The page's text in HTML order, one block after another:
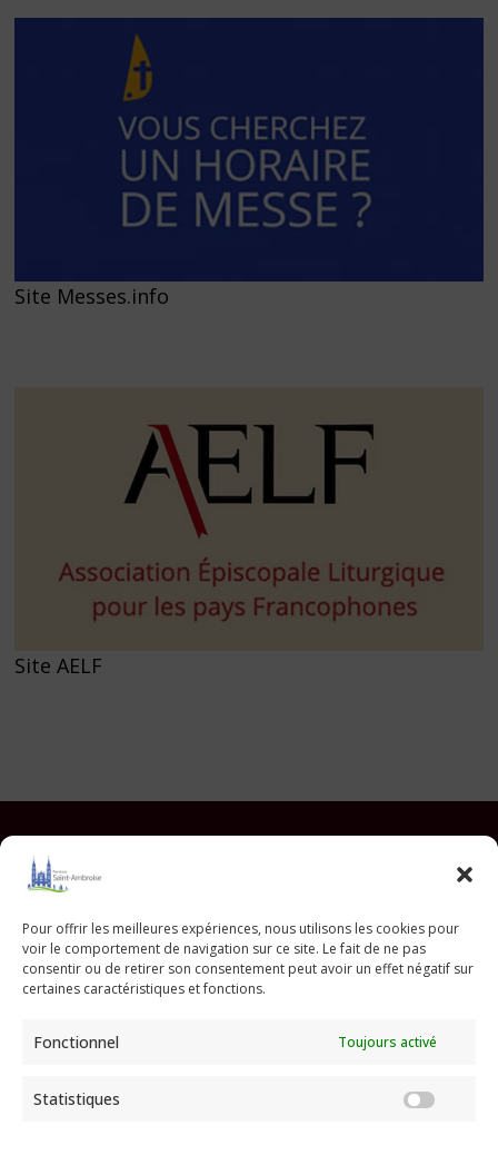
Pour offrir les meilleures expériences, nous utilisons les cookies pour
voir le comportement de navigation sur ce site. Le fait de ne pas
consentir ou de retirer son consentement peut avoir un effet négatif sur
certaines caractéristiques et fonctions.
Fonctionnel Toujours activé
Statistiques
Site Messes.info
Site AELF
Paroisse Saint Ambroise
33 avenue Parmentier - 75011 Paris
01 43 55 56 18